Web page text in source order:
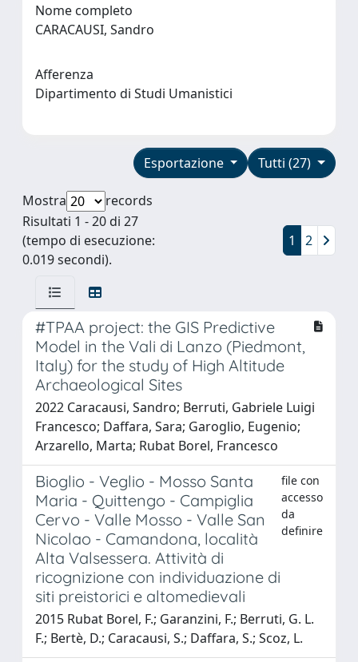
Nome completo
CARACAUSI, Sandro
Afferenza
Dipartimento di Studi Umanistici
Tutti (27)
Esportazione
Mostra
records
Risultati 1 - 20 di 27
(tempo di esecuzione:
0.019 secondi).
1 2
#TPAA project: the GIS Predictive
Model in the Vali di Lanzo (Piedmont,
Italy) for the study of High Altitude
Archaeological Sites
2022 Caracausi, Sandro; Berruti, Gabriele Luigi
Francesco; Daffara, Sara; Garoglio, Eugenio;
Arzarello, Marta; Rubat Borel, Francesco
Bioglio - Veglio - Mosso Santa
Maria - Quittengo - Campiglia
Cervo - Valle Mosso - Valle San
Nicolao - Camandona, località
Alta Valsessera. Attività di
ricognizione con individuazione di
siti preistorici e altomedievali
file con
accesso
da
definire
2015 Rubat Borel, F.; Garanzini, F.; Berruti, G. L.
F.; Bertè, D.; Caracausi, S.; Daffara, S.; Scoz, L.